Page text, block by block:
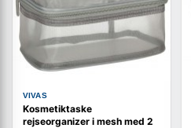
VIVAS
Kosmetiktaske
rejseorganizer i mesh med 2